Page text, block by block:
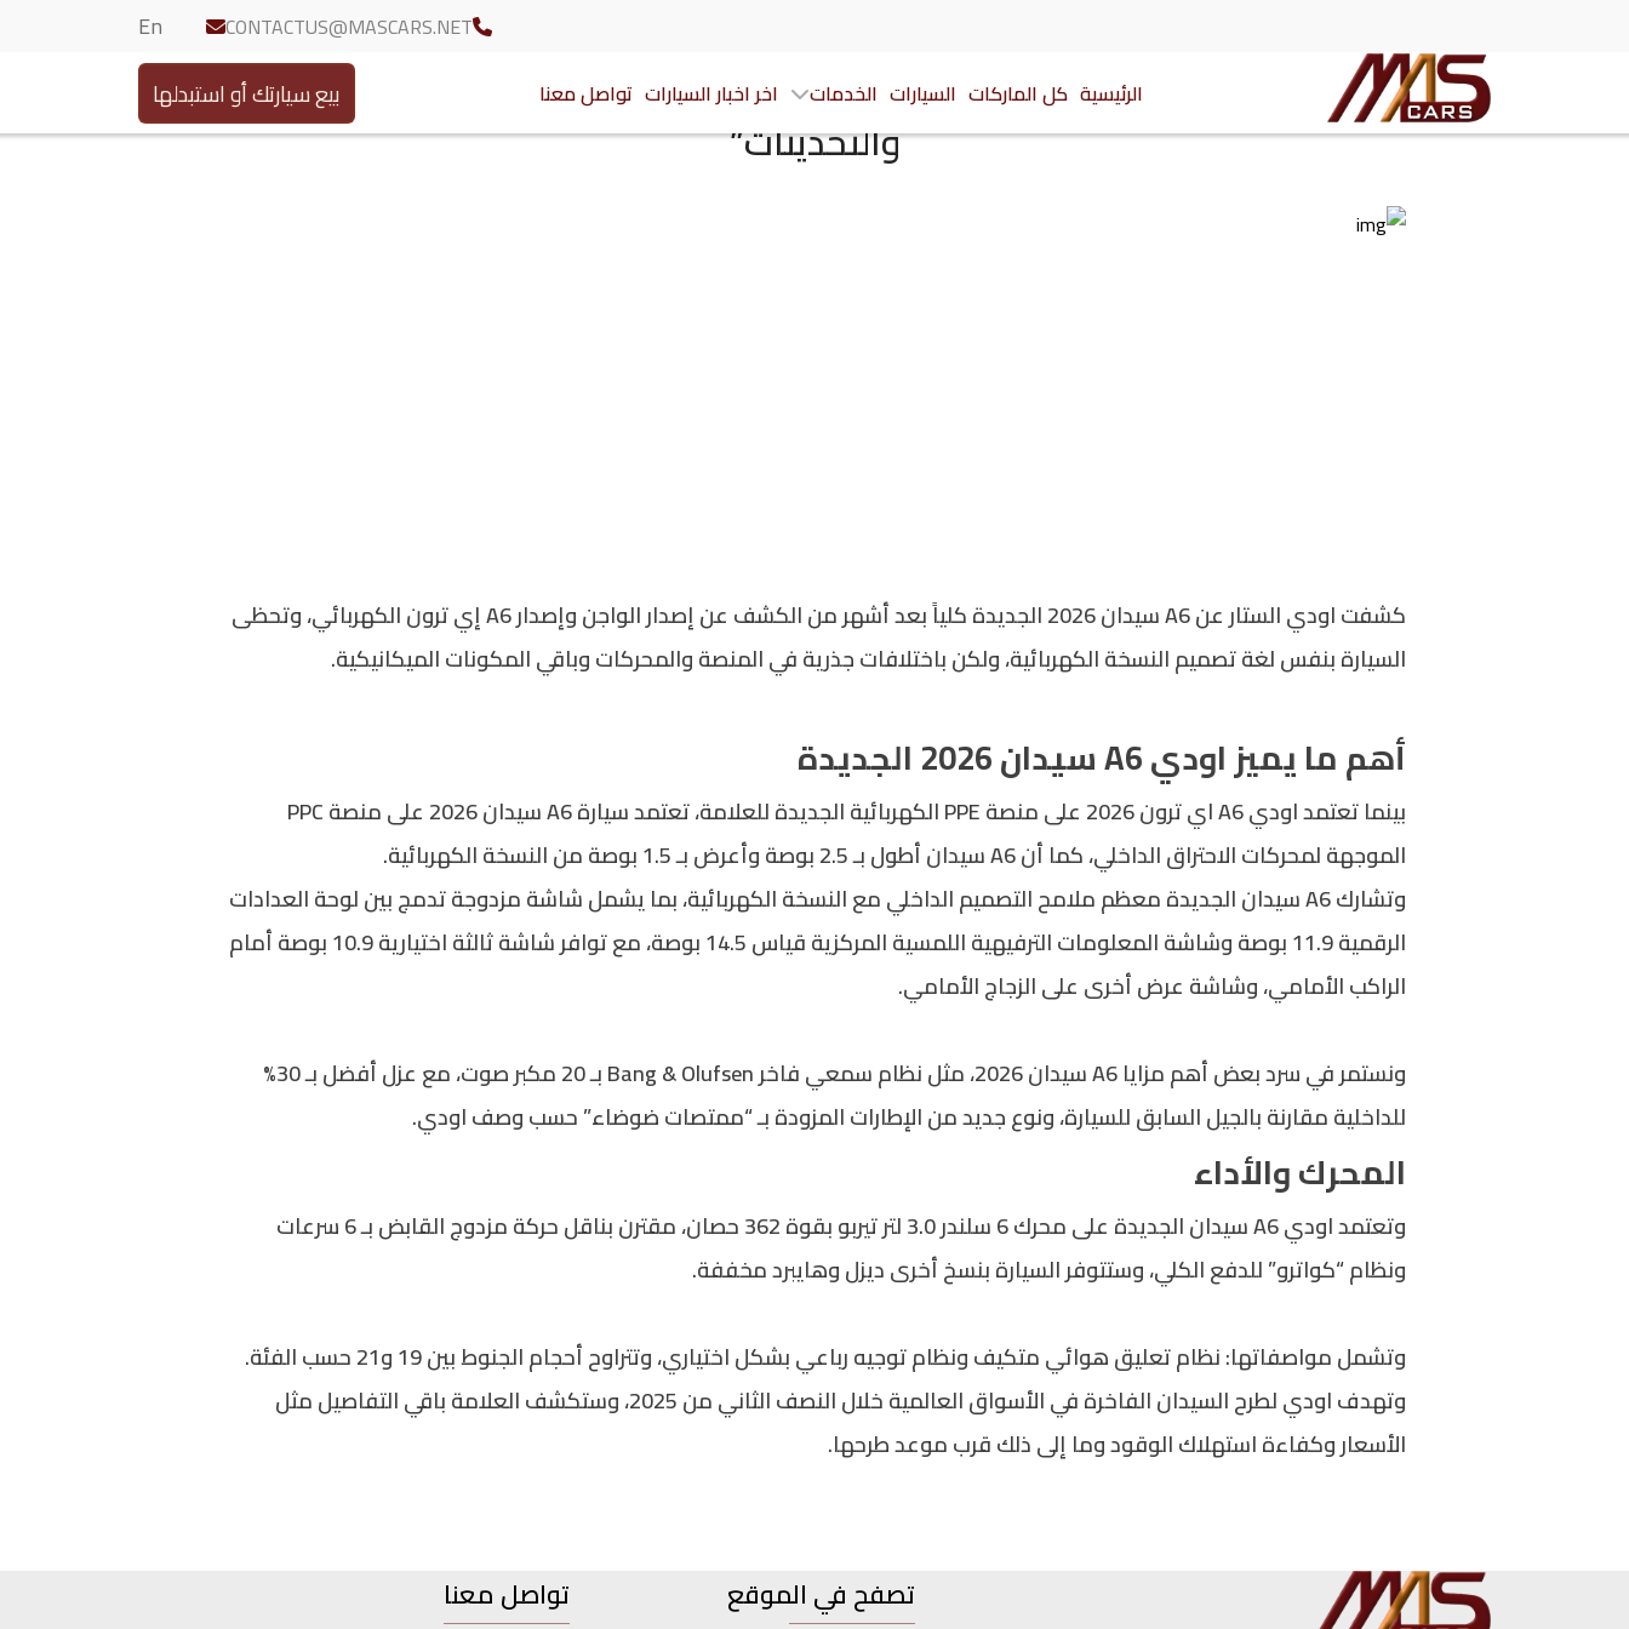
CONTACTUS@MASCARS.NET
En
الرئيسية كل الماركات السيارات الخدمات اخر اخبار السيارات تواصل معنا بيع سيارتك أو استبدلهااودي A6 سيدان 2026 الجيل الجديد كلياً ينطلق رسمياً “أهم المواصفات
والتحديثات”
كشفتاودي
الستار عن A6 سيدان 2026 الجديدة كلياً بعد أشهر من الكشف عن إصدار الواجن وإصدار A6 إي ترون الكهربائي، وتحظى
السيارة بنفس لغة تصميم النسخة الكهربائية، ولكن باختلافات جذرية في المنصة والمحركات وباقي المكونات الميكانيكية.
أهم ما يميز اودي A6 سيدان 2026 الجديدة
بينما تعتمد اودي A6 اي ترون 2026 على منصة PPE الكهربائية الجديدة للعلامة، تعتمد سيارة A6 سيدان 2026 على منصة PPC
الموجهة لمحركات الاحتراق الداخلي، كما أن A6 سيدان أطول بـ 2.5 بوصة وأعرض بـ 1.5 بوصة من النسخة الكهربائية.
وتشاركA6 سيدان
الجديدة معظم ملامح التصميم الداخلي مع النسخة الكهربائية، بما يشمل شاشة مزدوجة تدمج بين لوحة العدادات
الرقمية 11.9 بوصة وشاشة المعلومات الترفيهية اللمسية المركزية قياس 14.5 بوصة، مع توافر شاشة ثالثة اختيارية 10.9 بوصة أمام
الراكب الأمامي، وشاشة عرض أخرى على الزجاج الأمامي.
ونستمر في سرد بعض أهم مزايا A6 سيدان 2026، مثل نظام سمعي فاخر Bang & Olufsen بـ 20 مكبر صوت، مع عزل أفضل بـ 30%
للداخلية مقارنة بالجيل السابق للسيارة، ونوع جديد من الإطارات المزودة بـ “ممتصات ضوضاء” حسب وصف اودي.
المحرك والأداء
وتعتمد اودي A6 سيدان الجديدة على محرك 6 سلندر 3.0 لتر تيربو بقوة 362 حصان، مقترن بناقل حركة مزدوج القابض بـ 6 سرعات
ونظام “كواترو” للدفع الكلي، وستتوفر السيارة بنسخ أخرى ديزل وهايبرد مخففة.
وتشمل مواصفاتها: نظام تعليق هوائي متكيف ونظام توجيه رباعي بشكل اختياري، وتتراوح أحجام الجنوط بين 19 و21 حسب الفئة.
وتهدف اودي لطرح السيدان الفاخرة في الأسواق العالمية خلال النصف الثاني من 2025، وستكشف العلامة باقي التفاصيل مثل
الأسعار وكفاءة استهلاك الوقود وما إلى ذلك قرب موعد طرحها.
تصفح في الموقع تواصل معنا